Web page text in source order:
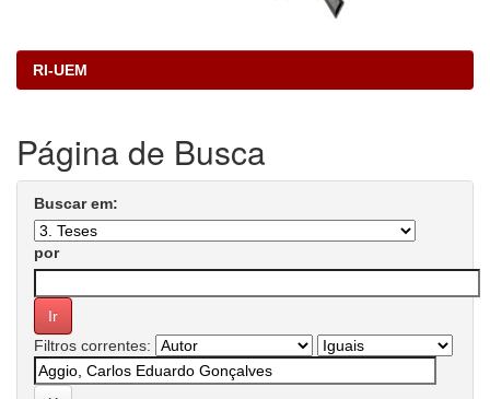
RI-UEM
Página de Busca
Buscar em:
por
Filtros correntes: